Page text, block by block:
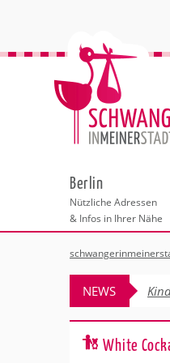
Berlin
Nützliche Adressen
& Infos in Ihrer Nähe
Städteauswahl
Adressen
NEWS
White